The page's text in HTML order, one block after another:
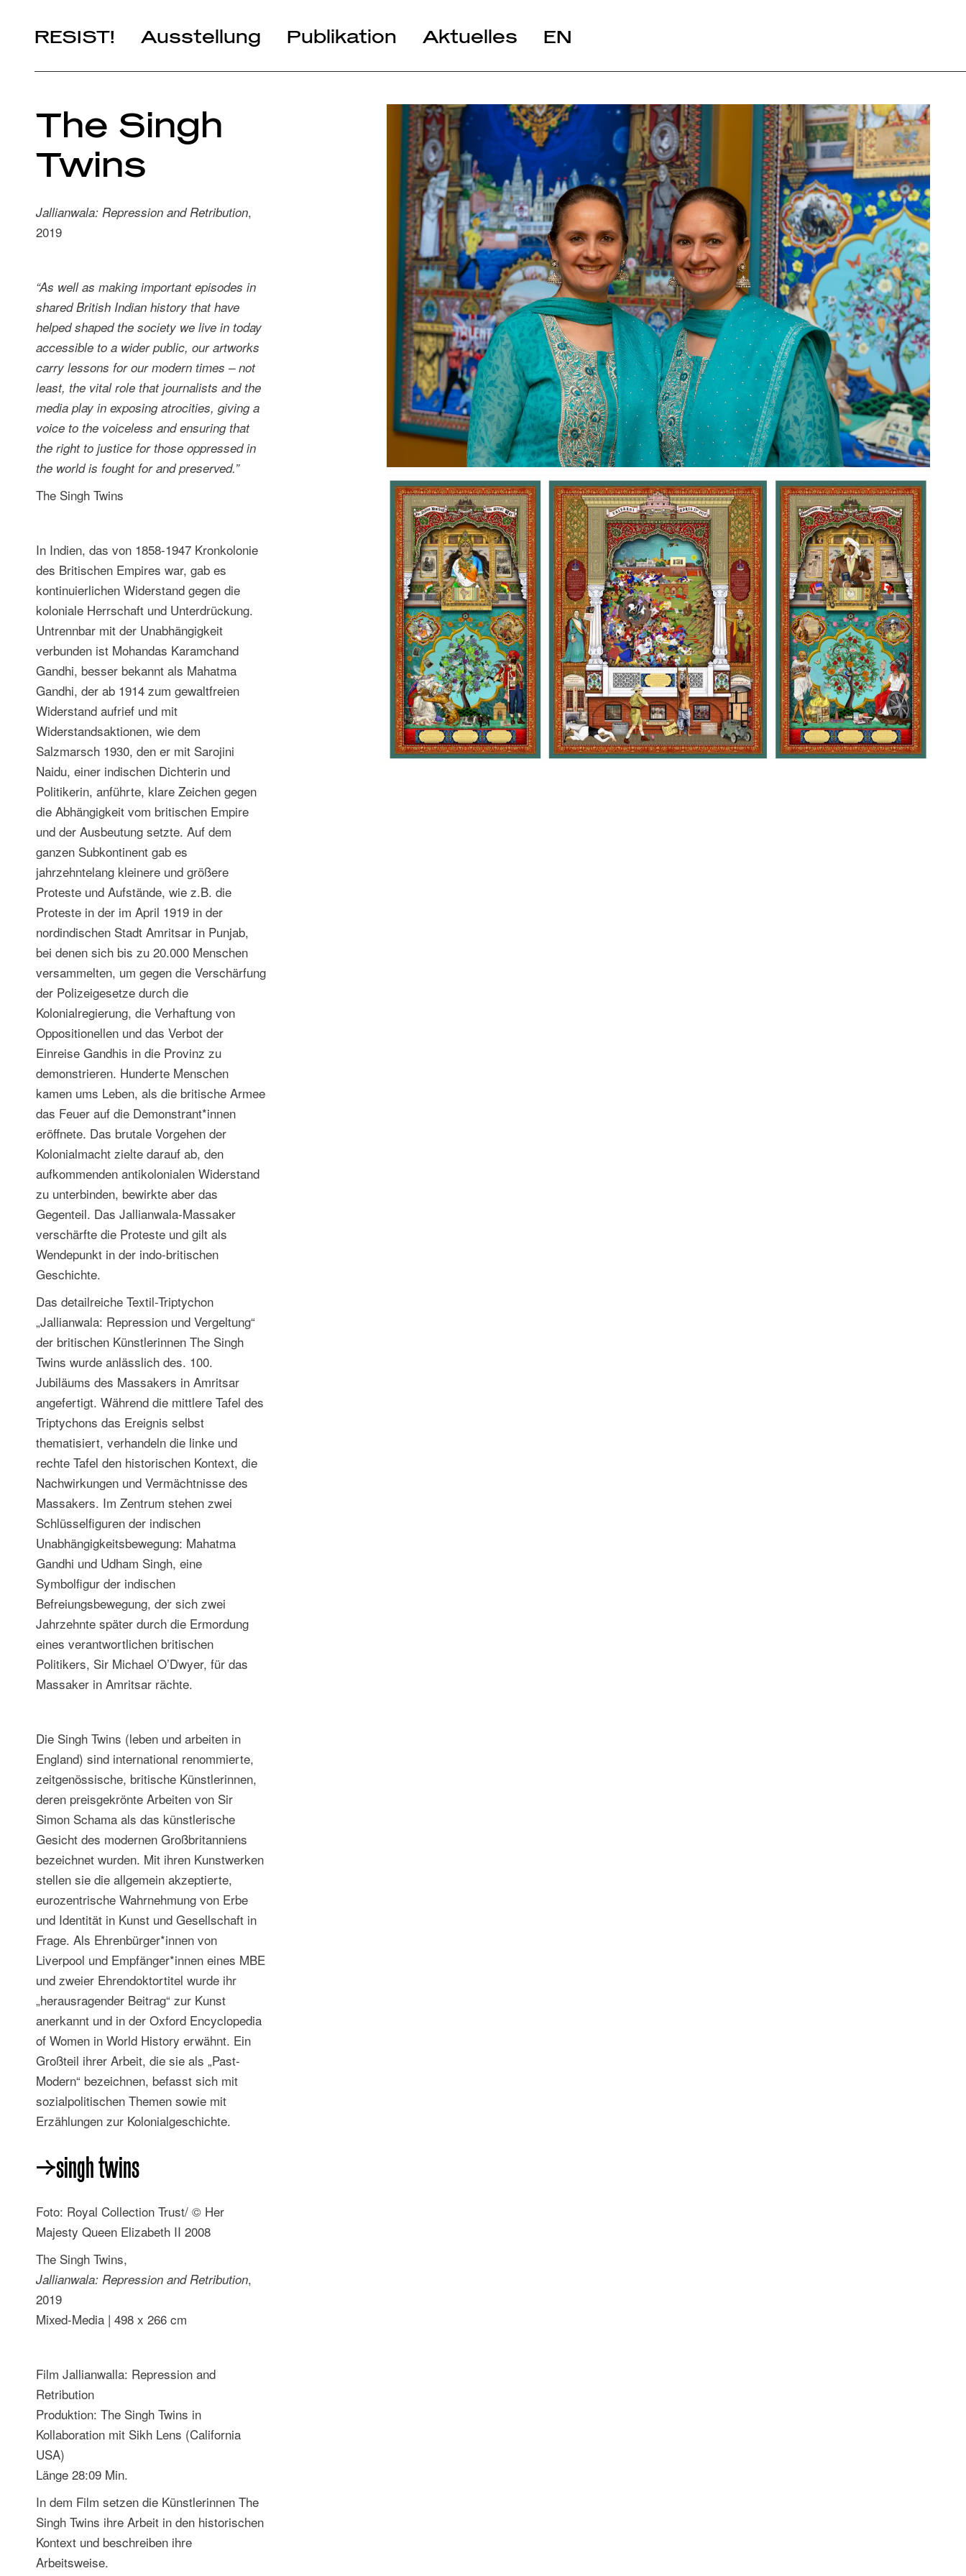
RESIST! Ausstellung
Künstler*innen
Artists in Residence
Publikation Aktuelles EN
The Singh
Twins
Jallianwala: Repression and Retribution,
2019
“As well as making important episodes in
shared British Indian history that have
helped shaped the society we live in today
accessible to a wider public, our artworks
carry lessons for our modern times – not
least, the vital role that journalists and the
media play in exposing atrocities, giving a
voice to the voiceless and ensuring that
the right to justice for those oppressed in
the world is fought for and preserved.”
The Singh Twins
In Indien, das von 1858-1947 Kronkolonie
des Britischen Empires war, gab es
kontinuierlichen Widerstand gegen die
koloniale Herrschaft und Unterdrückung.
Untrennbar mit der Unabhängigkeit
verbunden ist Mohandas Karamchand
Gandhi, besser bekannt als Mahatma
Gandhi, der ab 1914 zum gewaltfreien
Widerstand aufrief und mit
Widerstandsaktionen, wie dem
Salzmarsch 1930, den er mit Sarojini
Naidu, einer indischen Dichterin und
Politikerin, anführte, klare Zeichen gegen
die Abhängigkeit vom britischen Empire
und der Ausbeutung setzte. Auf dem
ganzen Subkontinent gab es
jahrzehntelang kleinere und größere
Proteste und Aufstände, wie z.B. die
Proteste in der im April 1919 in der
nordindischen Stadt Amritsar in Punjab,
bei denen sich bis zu 20.000 Menschen
versammelten, um gegen die Verschärfung
der Polizeigesetze durch die
Kolonialregierung, die Verhaftung von
Oppositionellen und das Verbot der
Einreise Gandhis in die Provinz zu
demonstrieren. Hunderte Menschen
kamen ums Leben, als die britische Armee
das Feuer auf die Demonstrant*innen
eröffnete. Das brutale Vorgehen der
Kolonialmacht zielte darauf ab, den
aufkommenden antikolonialen Widerstand
zu unterbinden, bewirkte aber das
Gegenteil. Das Jallianwala-Massaker
verschärfte die Proteste und gilt als
Wendepunkt in der indo-britischen
Geschichte.
Das detailreiche Textil-Triptychon
„Jallianwala: Repression und Vergeltung“
der britischen Künstlerinnen The Singh
Twins wurde anlässlich des. 100.
Jubiläums des Massakers in Amritsar
angefertigt. Während die mittlere Tafel des
Triptychons das Ereignis selbst
thematisiert, verhandeln die linke und
rechte Tafel den historischen Kontext, die
Nachwirkungen und Vermächtnisse des
Massakers. Im Zentrum stehen zwei
Schlüsselfiguren der indischen
Unabhängigkeitsbewegung: Mahatma
Gandhi und Udham Singh, eine
Symbolfigur der indischen
Befreiungsbewegung, der sich zwei
Jahrzehnte später durch die Ermordung
eines verantwortlichen britischen
Politikers, Sir Michael O’Dwyer, für das
Massaker in Amritsar rächte.
Die Singh Twins (leben und arbeiten in
England) sind international renommierte,
zeitgenössische, britische Künstlerinnen,
deren preisgekrönte Arbeiten von Sir
Simon Schama als das künstlerische
Gesicht des modernen Großbritanniens
bezeichnet wurden. Mit ihren Kunstwerken
stellen sie die allgemein akzeptierte,
eurozentrische Wahrnehmung von Erbe
und Identität in Kunst und Gesellschaft in
Frage. Als Ehrenbürger*innen von
Liverpool und Empfänger*innen eines MBE
und zweier Ehrendoktortitel wurde ihr
„herausragender Beitrag“ zur Kunst
anerkannt und in der Oxford Encyclopedia
of Women in World History erwähnt. Ein
Großteil ihrer Arbeit, die sie als „Past-
Modern“ bezeichnen, befasst sich mit
sozialpolitischen Themen sowie mit
Erzählungen zur Kolonialgeschichte.
→singh twins
Foto: Royal Collection Trust/ © Her
Majesty Queen Elizabeth II 2008
The Singh Twins,
Jallianwala: Repression and Retribution,
2019
Mixed-Media | 498 x 266 cm
Film Jallianwalla: Repression and
Retribution
Produktion: The Singh Twins in
Kollaboration mit Sikh Lens (California
USA)
Länge 28:09 Min.
In dem Film setzen die Künstlerinnen The
Singh Twins ihre Arbeit in den historischen
Kontext und beschreiben ihre
Arbeitsweise.